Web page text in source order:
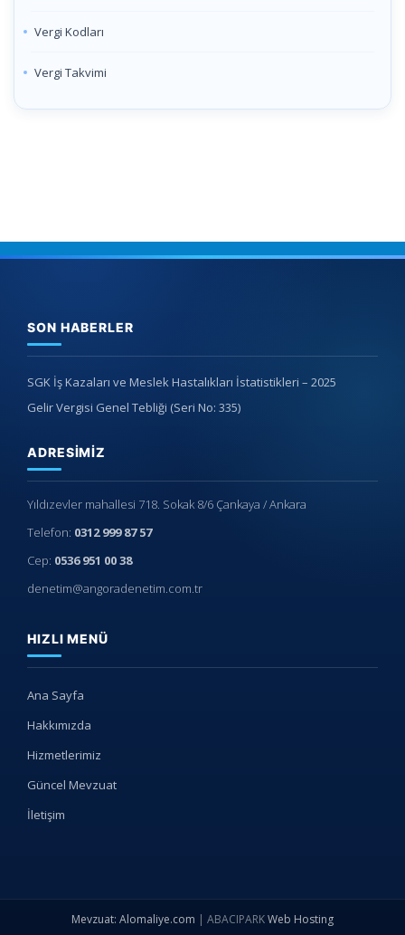
Vergi Kodları
Vergi Takvimi
SON HABERLER
SGK İş Kazaları ve Meslek Hastalıkları İstatistikleri – 2025
Gelir Vergisi Genel Tebliği (Seri No: 335)
ADRESIMIZ
Yıldızevler mahallesi 718. Sokak 8/6 Çankaya / Ankara
Telefon: 0312 999 87 57
Cep: 0536 951 00 38
denetim@angoradenetim.com.tr
HIZLI MENÜ
Ana Sayfa
Hakkımızda
Hizmetlerimiz
Güncel Mevzuat
İletişim
Mevzuat: Alomaliye.com | ABACIPARKWeb Hosting